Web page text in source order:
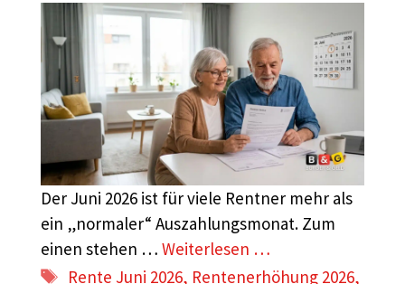
Der Juni 2026 ist für viele Rentner mehr als
ein „normaler“ Auszahlungsmonat. Zum
einen stehen … Weiterlesen …
Schlagwörter
Rente Juni 2026, Rentenerhöhung 2026,